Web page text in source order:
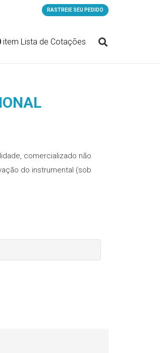
RASTREIE SEU PEDIDO
item Lista de Cotações
comercializado não
do instrumental (sob